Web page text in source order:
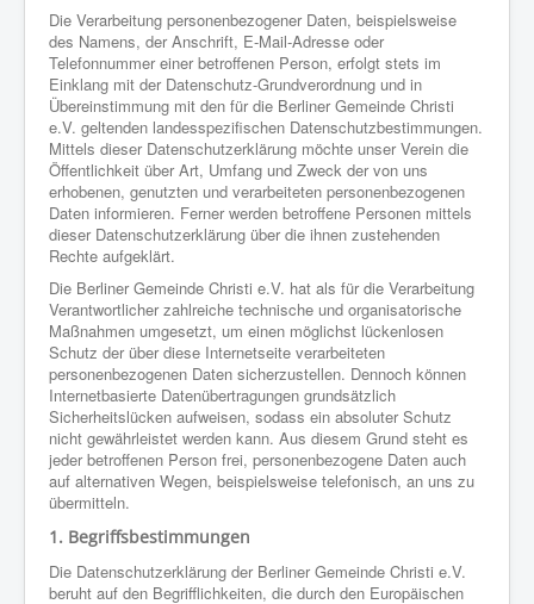
Die Verarbeitung personenbezogener Daten, beispielsweise
des Namens, der Anschrift, E-Mail-Adresse oder
Telefonnummer einer betroffenen Person, erfolgt stets im
Einklang mit der Datenschutz-Grundverordnung und in
Übereinstimmung mit den für die Berliner Gemeinde Christi
e.V. geltenden landesspezifischen Datenschutzbestimmungen.
Mittels dieser Datenschutzerklärung möchte unser Verein die
Öffentlichkeit über Art, Umfang und Zweck der von uns
erhobenen, genutzten und verarbeiteten personenbezogenen
Daten informieren. Ferner werden betroffene Personen mittels
dieser Datenschutzerklärung über die ihnen zustehenden
Rechte aufgeklärt.
Die Berliner Gemeinde Christi e.V. hat als für die Verarbeitung
Verantwortlicher zahlreiche technische und organisatorische
Maßnahmen umgesetzt, um einen möglichst lückenlosen
Schutz der über diese Internetseite verarbeiteten
personenbezogenen Daten sicherzustellen. Dennoch können
Internetbasierte Datenübertragungen grundsätzlich
Sicherheitslücken aufweisen, sodass ein absoluter Schutz
nicht gewährleistet werden kann. Aus diesem Grund steht es
jeder betroffenen Person frei, personenbezogene Daten auch
auf alternativen Wegen, beispielsweise telefonisch, an uns zu
übermitteln.
1. Begriffsbestimmungen
Die Datenschutzerklärung der Berliner Gemeinde Christi e.V.
beruht auf den Begrifflichkeiten, die durch den Europäischen